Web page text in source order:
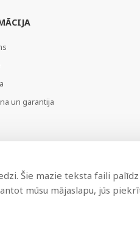
un garantija
Šie mazie teksta faili
mūsu mājaslapu, jūs